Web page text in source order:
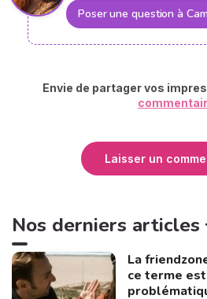
Poser une question à
Envie de partager vos
Laisser un
Nos derniers articles
La
ce terme